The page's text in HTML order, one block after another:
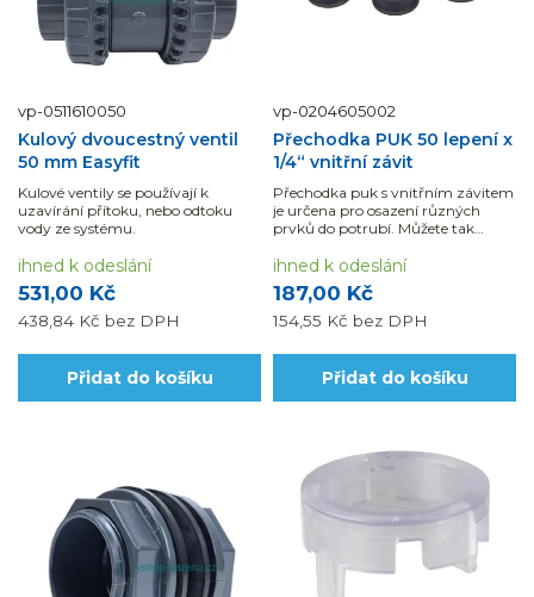
vp-0511610050
Kulový dvoucestný ventil
50 mm Easyfit
Kulové ventily se používají k
uzavírání přítoku, nebo odtoku
vody ze systému.
531,00 Kč
438,84 Kč bez DPH
ihned k odeslání
Přidat do košíku
vp-0204605002
Přechodka PUK 50 lepení x
1/4“ vnitřní závit
Přechodka puk s vnitřním závitem
je určena pro osazení různých
prvků do potrubí. Můžete tak
solárních panelů, nástřiky pro
vstřikování bazénové chemie,
čidla...
187,00 Kč
154,55 Kč bez DPH
ihned k odeslání
Přidat do košíku